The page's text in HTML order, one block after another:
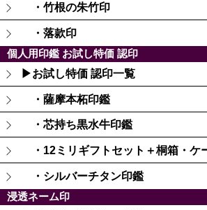
・竹根の朱竹印
・落款印
個人用印鑑 お試し特価 認印
▶お試し特価 認印一覧
・薩摩本柘印鑑
・芯持ち黒水牛印鑑
・12ミリギフトセット＋桐箱・ケ
・シルバーチタン印鑑
浸透ネーム印